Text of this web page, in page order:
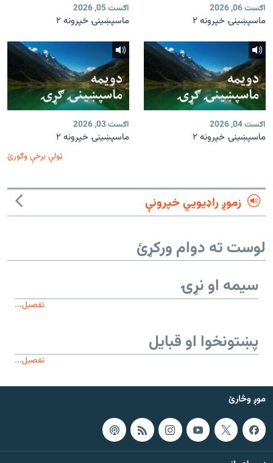
اګست 06, 2026
ماسپښينۍ خپرونه ۲
اګست 05, 2026
ماسپښينۍ خپرونه ۲
اګست 04, 2026
ماسپښينۍ خپرونه ۲
اګست 03, 2026
ماسپښينۍ خپرونه ۲
ټولې برخې وګورئ
زموږ راډیويي خپرونې
لوست ته دوام ورکړئ
سیمه او نړۍ
تفصیل...
پښتونخوا او قبایل
تفصیل...
موږ وڅارئ